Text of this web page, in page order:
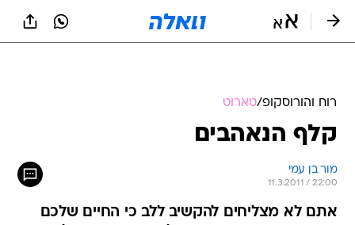
רוח והורוסקופ/טארוט
קלף הנאהבים
מור בן עמי
11.3.2011 / 22:00
אתם לא מצליחים להקשיב ללב כי החיים שלכם